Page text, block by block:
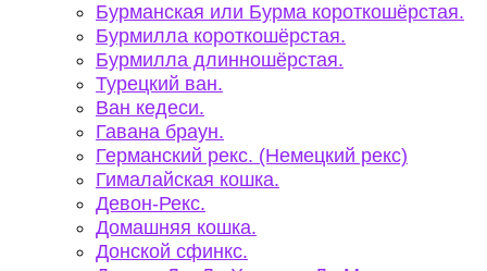
Бурманская или Бурма короткошёрстая.
Бурмилла короткошёрстая.
Бурмилла длинношёрстая.
Турецкий ван.
Ван кедеси.
Гавана браун.
Германский рекс. (Немецкий рекс)
Гималайская кошка.
Девон-Рекс.
Домашняя кошка.
Донской сфинкс.